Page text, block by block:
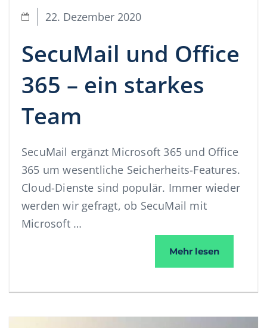
22. Dezember 2020
SecuMail und Office
365 – ein starkes
Team
SecuMail ergänzt Microsoft 365 und Office
365 um wesentliche Seicherheits-Features.
Cloud-Dienste sind populär. Immer wieder
werden wir gefragt, ob SecuMail mit
Microsoft …
Mehr lesenSecuMail